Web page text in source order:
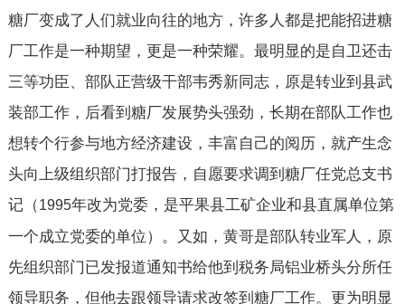
糖厂变成了人们就业向往的地方，许多人都是把能招进糖
厂工作是一种期望，更是一种荣耀。最明显的是自卫还击
三等功臣、部队正营级干部韦秀新同志，原是转业到县武
装部工作，后看到糖厂发展势头强劲，长期在部队工作也
想转个行参与地方经济建设，丰富自己的阅历，就产生念
头向上级组织部门打报告，自愿要求调到糖厂任党总支书
记（1995年改为党委，是平果县工矿企业和县直属单位第
一个成立党委的单位）。又如，黄哥是部队转业军人，原
先组织部门已发报道通知书给他到税务局铝业桥头分所任
领导职务，但他去跟领导请求改签到糖厂工作。更为明显